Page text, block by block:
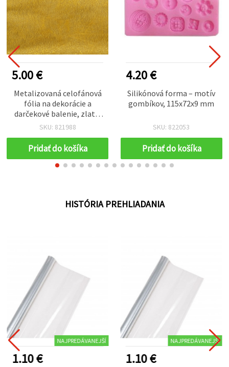
5.00 €
Metalizovaná celofánová
fólia na dekorácie a
darčekové balenie, zlatá,
50 × 430 cm
SKU: 821988
Pridať do košíka
4.20 €
Silikónová forma – motív
gombíkov, 115x72x9 mm
SKU: 822053
Pridať do košíka
HISTÓRIA PREHLIADANIA
NAJPREDÁVANEJŠÍ
1.10 €
NAJPREDÁVANEJŠÍ
1.10 €